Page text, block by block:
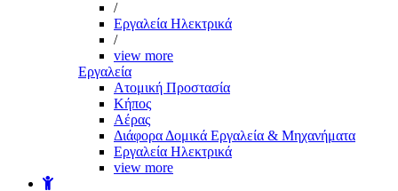
/
Εργαλεία Ηλεκτρικά
/
view more
Εργαλεία
Aτομική Προστασία
Kήπος
Αέρας
Διάφορα Δομικά Εργαλεία & Μηχανήματα
Εργαλεία Ηλεκτρικά
view more